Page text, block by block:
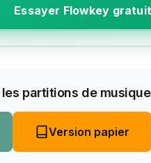
Essayer Flowkey
partitions de
Version papier